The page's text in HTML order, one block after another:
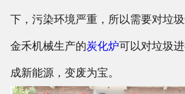
下，污染环境严重，所以需要对垃圾
金禾机械生产的炭化炉可以对垃圾
成新能源，变废为宝。